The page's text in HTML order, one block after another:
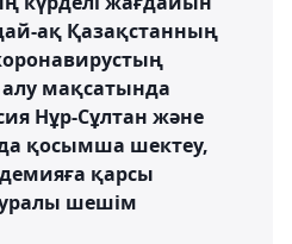
ақ Қазақстанның
мақсатында
Нұр-Сұлтан және
қосымша шектеу,
қарсы
шешім